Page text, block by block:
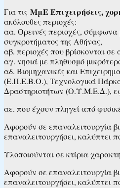
Για τις ΜμΕ Επιχειρήσεις,
ακόλουθες περιοχές:
αα. Ορεινές περιοχές, σύμφωνα
συγκροτήματος της Αθήνας,
αβ. περιοχές που βρίσκονται σε
αγ. νησιά με πληθυσμό
αδ. Βιομηχανικές και
(Ε.Π.Ε.Β.Ο.), Τεχνολογικά
Δραστηριοτήτων (Ο.Υ.Μ.Ε.Δ.),
αε. που έχουν πληγεί από
Αφορούν σε επαναλειτουργία
επαναλειτουργήσει, καλύπτει
Υλοποιούνται σε κτίρια
Αφορούν σε επαναλειτουργία
επαναλειτουργήσει, καλύπτει